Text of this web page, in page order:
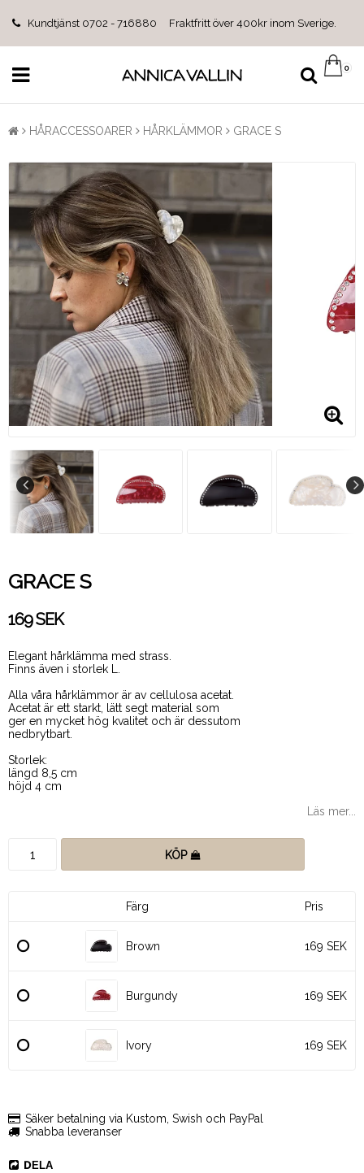
Kundtjänst 0702 - 716880 Fraktfritt över 400kr inom Sverige.
0
HÅRACCESSOARER HÅRKLÄMMOR GRACE S
GRACE S
169 SEK
Elegant hårklämma med strass.
Finns även i storlek L.
Alla våra hårklämmor är av cellulosa acetat.
Acetat är ett starkt, lätt segt material som
ger en mycket hög kvalitet och är dessutom
nedbrytbart.
Storlek:
längd 8,5 cm
höjd 4 cm
Läs mer...
KÖP
Färg Pris
Brown 169 SEK
Burgundy 169 SEK
Ivory 169 SEK
Säker betalning via Kustom, Swish och PayPal
Snabba leveranser
DELA